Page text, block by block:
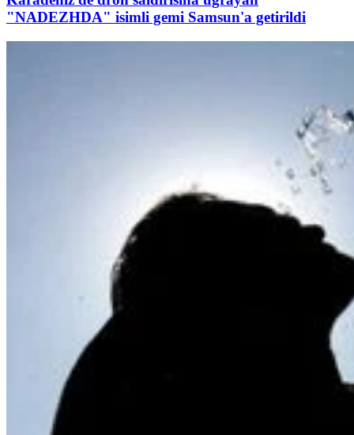
"NADEZHDA" isimli gemi Samsun'a getirildi